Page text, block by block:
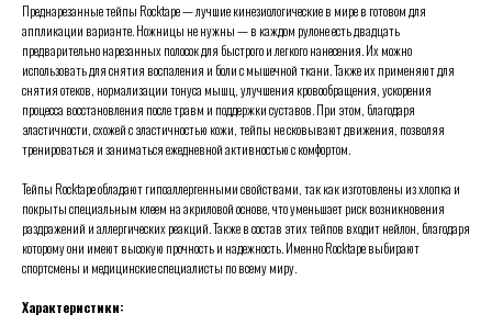
Преднарезанные тейпы Rocktape — лучшие кинезиологические в мире в готовом для
аппликации варианте. Ножницы не нужны — в каждом рулоне есть двадцать
предварительно нарезанных полосок для быстрого и легкого нанесения. Их можно
использовать для снятия воспаления и боли с мышечной ткани. Также их применяют для
снятия отеков, нормализации тонуса мышц, улучшения кровообращения, ускорения
процесса восстановления после травм и поддержки суставов. При этом, благодаря
эластичности, схожей с эластичностью кожи, тейпы не сковывают движения, позволяя
тренироваться и заниматься ежедневной активностью с комфортом.
Тейпы Rocktape обладают гипоаллергенными свойствами, так как изготовлены из хлопка и
покрыты специальным клеем на акриловой основе, что уменьшает риск возникновения
раздражений и аллергических реакций. Также в состав этих тейпов входит нейлон, благодаря
которому они имеют высокую прочность и надежность. Именно Rocktape выбирают
спортсмены и медицинские специалисты по всему миру.
Характеристики: